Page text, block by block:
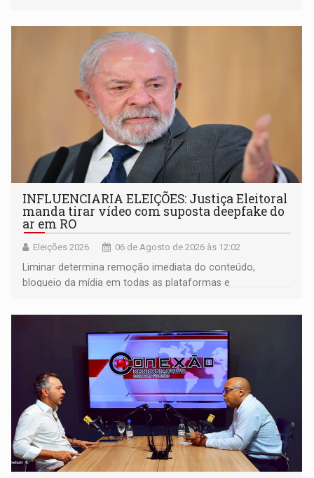
ligação do suspeito com um deputado federal do União
Brasil por Rondônia
INFLUENCIARIA ELEIÇÕES: Justiça Eleitoral
manda tirar vídeo com suposta deepfake do
ar em RO
Eleições 2026 06 de Agosto de 2026 às 12:02
Liminar determina remoção imediata do conteúdo,
bloqueio da mídia em todas as plataformas e